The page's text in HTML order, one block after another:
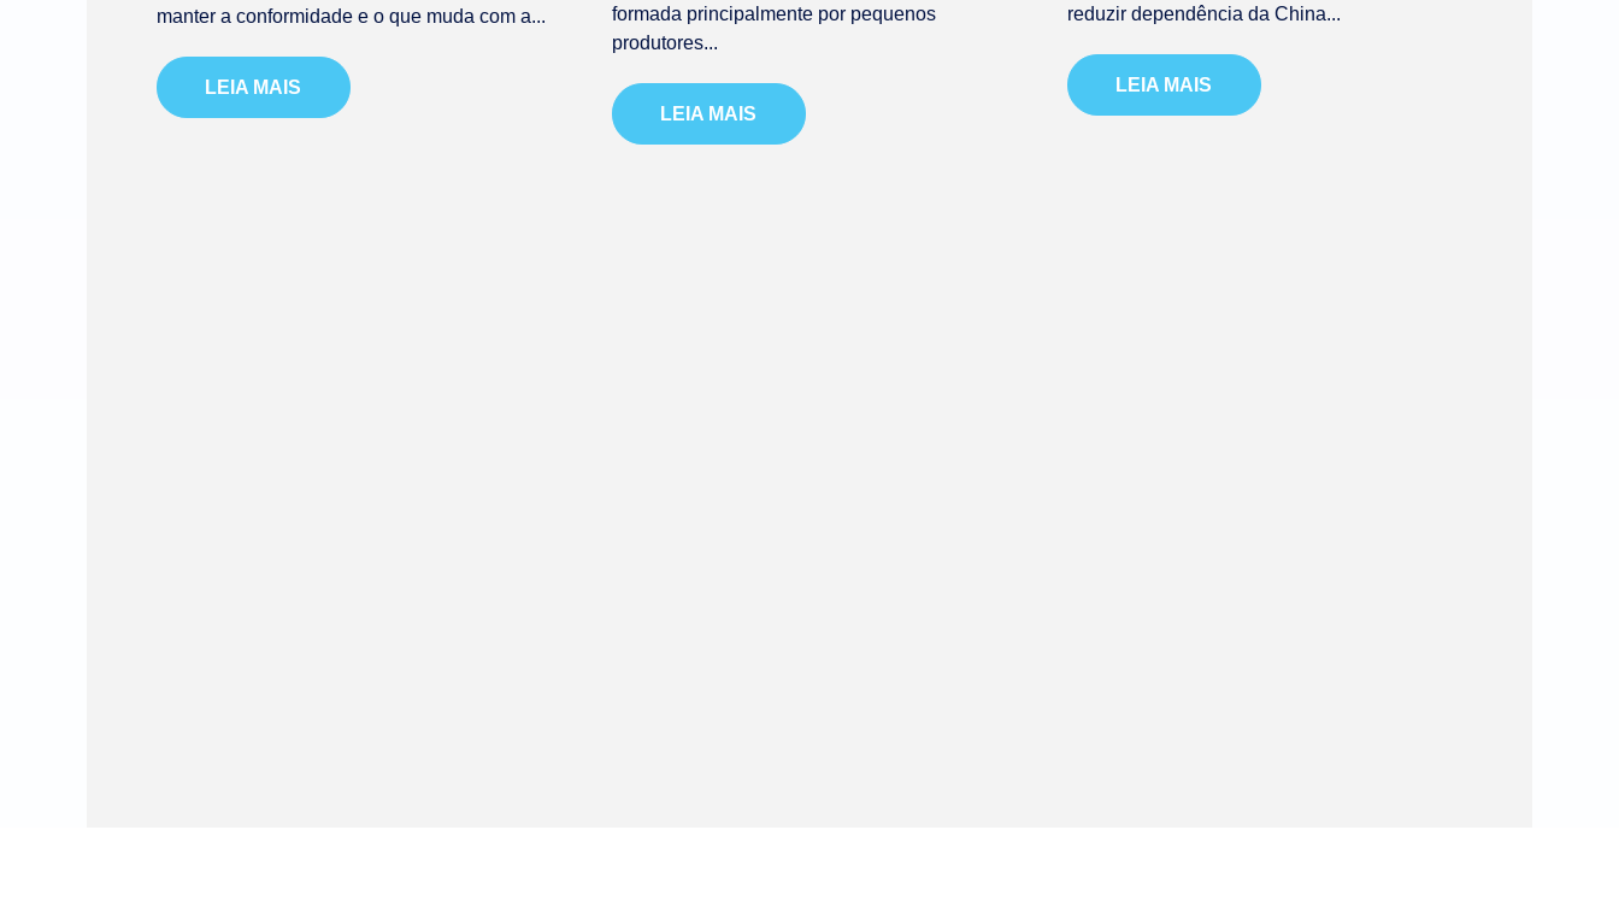
manter a conformidade e o que muda com a...
LEIA MAIS
formada principalmente por pequenos
produtores...
LEIA MAIS
reduzir dependência da China...
LEIA MAIS